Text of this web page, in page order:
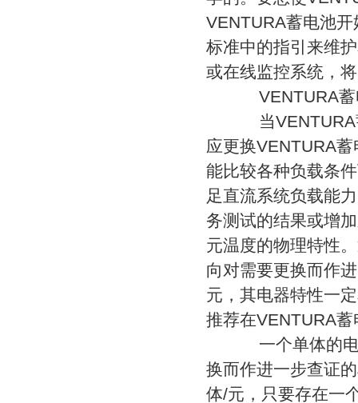
VENTURA蓄电池
标准中的指引来维
或在线监控系统，
VENTURA蓄
当VENTURA
应更换VENTURA
能比较各种负载条
足直流系统负载能
务测试的结果或增
元温度的物理特性
向对需要更换而作
元，其电器特性一
推荐在VENTURA
一个单体的电
换而作进一步查证
体/元，只要存在一